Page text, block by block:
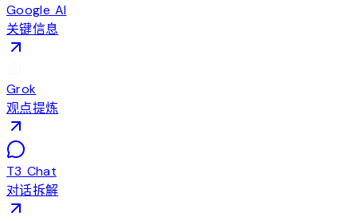
Google AI
关键信息
Grok
观点提炼
T3 Chat
对话拆解